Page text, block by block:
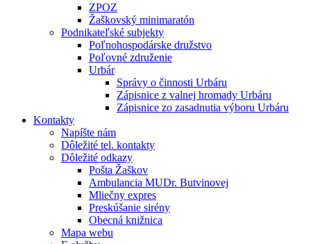
ZPOZ
Žaškovský minimaratón
Podnikateľské subjekty
Poľnohospodárske družstvo
Poľovné združenie
Urbár
Správy o činnosti Urbáru
Zápisnice z valnej hromady Urbáru
Zápisnice zo zasadnutia výboru Urbáru
Kontakty
Napíšte nám
Dôležité tel. kontakty
Dôležité odkazy
Pošta Žaškov
Ambulancia MUDr. Butvinovej
Mliečny expres
Preskúšanie sirény
Obecná knižnica
Mapa webu